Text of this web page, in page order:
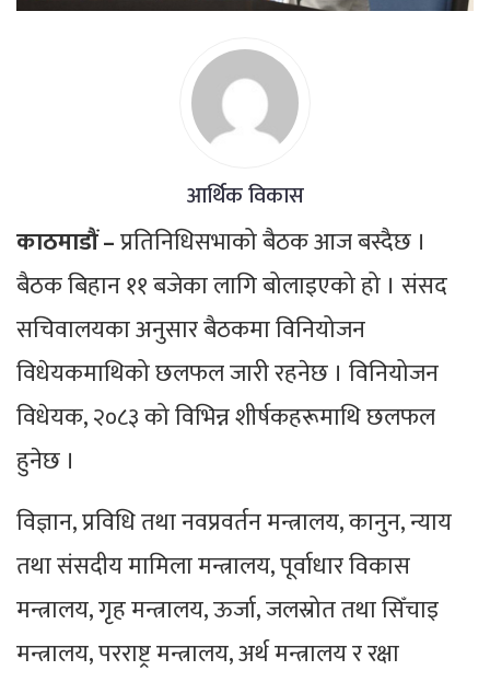
आर्थिक विकास
काठमाडौं –प्रतिनिधिसभाको बैठक आज बस्दैछ ।
बैठक बिहान ११ बजेका लागि बोलाइएको हो । संसद
सचिवालयका अनुसार बैठकमा विनियोजन
विधेयकमाथिको छलफल जारी रहनेछ । विनियोजन
विधेयक, २०८३ को विभिन्न शीर्षकहरूमाथि छलफल
हुनेछ ।
विज्ञान, प्रविधि तथा नवप्रवर्तन मन्त्रालय, कानुन, न्याय
तथा संसदीय मामिला मन्त्रालय, पूर्वाधार विकास
मन्त्रालय, गृह मन्त्रालय, ऊर्जा, जलस्रोत तथा सिँचाइ
मन्त्रालय, परराष्ट्र मन्त्रालय, अर्थ मन्त्रालय र रक्षा